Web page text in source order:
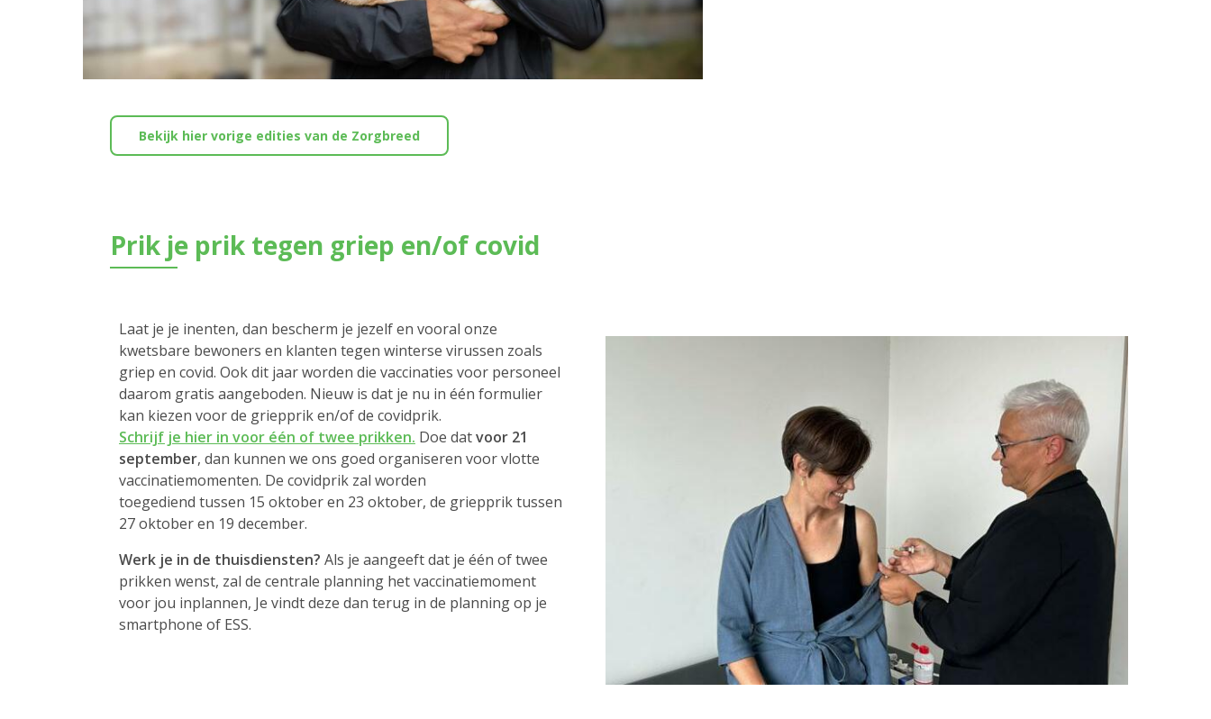
Bekijk hier vorige edities van de Zorgbreed
Prik je prik tegen griep en/of covid
Laat je je inenten, dan bescherm je jezelf en vooral onze
kwetsbare bewoners en klanten tegen winterse virussen zoals
griep en covid. Ook dit jaar worden die vaccinaties voor personeel
daarom gratis aangeboden. Nieuw is dat je nu in één formulier
kan kiezen voor de griepprik en/of de covidprik.
Schrijf je hier in voor één of twee prikken. Doe datvoor 21
september, dan kunnen we ons goed organiseren voor vlotte
vaccinatiemomenten. De covidprik zal worden
toegediend tussen 15 oktober en 23 oktober, de griepprik tussen
27 oktober en 19 december.
Werk je in de thuisdiensten? Als je aangeeft dat je één of twee
prikken wenst, zal de centrale planning het vaccinatiemoment
voor jou inplannen, Je vindt deze dan terug in de planning op je
smartphone of ESS.